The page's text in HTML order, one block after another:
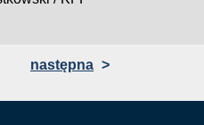
następna >